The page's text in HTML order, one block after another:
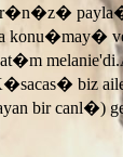
konu�may�
biz
bir canl�)